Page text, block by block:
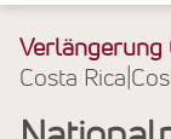
Überblick
Leistungen
Verlängerung
Costa Rica